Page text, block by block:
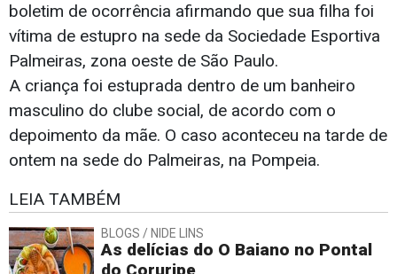
boletim de ocorrência afirmando que sua filha foi
vítima de estupro na sede da Sociedade Esportiva
Palmeiras, zona oeste de São Paulo.
A criança foi estuprada dentro de um banheiro
masculino do clube social, de acordo com o
depoimento da mãe. O caso aconteceu na tarde de
ontem na sede do Palmeiras, na Pompeia.
LEIA TAMBÉM
BLOGS / NIDE LINS
As delícias do O Baiano no Pontal